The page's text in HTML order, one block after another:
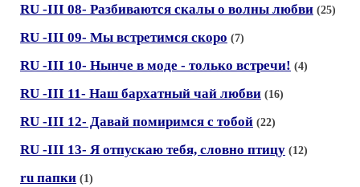
RU -III 08- Разбиваются скалы о волны любви (25)
RU -III 09- Мы встретимся скоро (7)
RU -III 10- Нынче в моде - только встречи! (4)
RU -III 11- Наш бархатный чай любви (16)
RU -III 12- Давай помиримся с тобой (22)
RU -III 13- Я отпускаю тебя, словно птицу (12)
ru папки (1)